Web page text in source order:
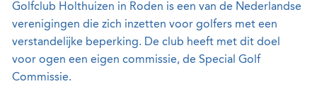
Golfclub Holthuizen in Roden is een van de Nederlandse
verenigingen die zich inzetten voor golfers met een
verstandelijke beperking. De club heeft met dit doel
voor ogen een eigen commissie, de Special Golf
Commissie.